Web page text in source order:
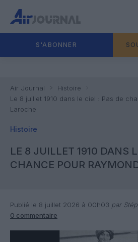
S'ABONNER
Air Journal
Histoire
Le 8 juillet 1910 dans le ciel : Pas de
Laroche
Histoire
LE 8 JUILLET 1910 DANS
CHANCE POUR
Publié le 8 juillet 2026 à 00h03 par
0 commentaire